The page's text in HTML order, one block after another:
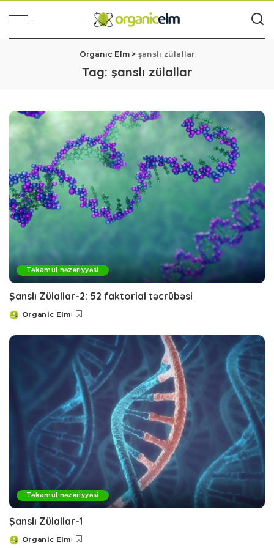
Organic Elm > şanslı zülallar
Tag: şanslı zülallar
Təkamül nəzəriyyəsi
Şanslı Zülallar-2: 52 faktorial təcrübəsi
Posted
Organic Elm
Təkamül nəzəriyyəsi
Şanslı Zülallar-1
Posted
Organic Elm